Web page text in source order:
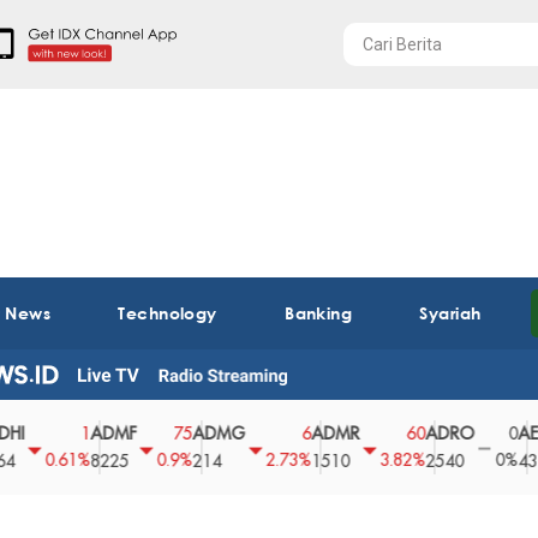
Technology Banking Syariah
0.61%
ADMF
8225
75
0.9%
ADMG
214
2.73%
ADMR
1510
3.82%
ADRO
2540
0
0%
AEGS